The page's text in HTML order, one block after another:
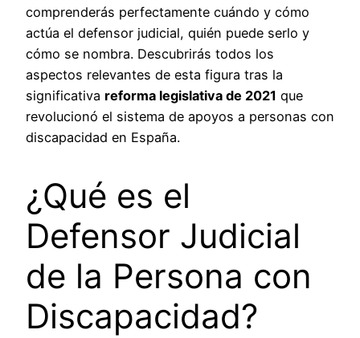
comprenderás perfectamente cuándo y cómo
actúa el defensor judicial, quién puede serlo y
cómo se nombra. Descubrirás todos los
aspectos relevantes de esta figura tras la
significativa reforma legislativa de 2021 que
revolucionó el sistema de apoyos a personas con
discapacidad en España.
¿Qué es el
Defensor Judicial
de la Persona con
Discapacidad?